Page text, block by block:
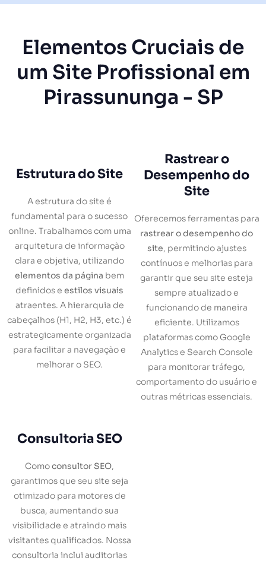
Elementos Cruciais de
um Site Profissional em
Pirassununga - SP
Estrutura do Site
A estrutura do site é
fundamental para o sucesso
online. Trabalhamos com uma
arquitetura de informação
clara e objetiva, utilizando
elementos da página bem
definidos e estilos visuais
atraentes. A hierarquia de
cabeçalhos (H1, H2, H3, etc.) é
estrategicamente organizada
para facilitar a navegação e
melhorar o SEO.
Rastrear o
Desempenho do
Site
Oferecemos ferramentas para
rastrear o desempenho do
site, permitindo ajustes
contínuos e melhorias para
garantir que seu site esteja
sempre atualizado e
funcionando de maneira
eficiente. Utilizamos
plataformas como Google
Analytics e Search Console
para monitorar tráfego,
comportamento do usuário e
outras métricas essenciais.
Consultoria SEO
Comoconsultor SEO,
garantimos que seu site seja
otimizado para motores de
busca, aumentando sua
visibilidade e atraindo mais
visitantes qualificados. Nossa
consultoria inclui auditorias